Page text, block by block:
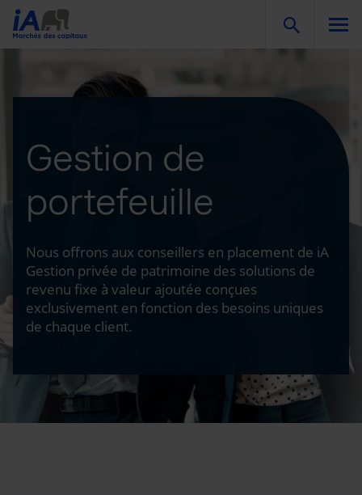
Gestion de
portefeuille
Nous offrons aux conseillers en placement de iA
Gestion privée de patrimoine des solutions de
revenu fixe à valeur ajoutée conçues
exclusivement en fonction des besoins uniques
de chaque client.